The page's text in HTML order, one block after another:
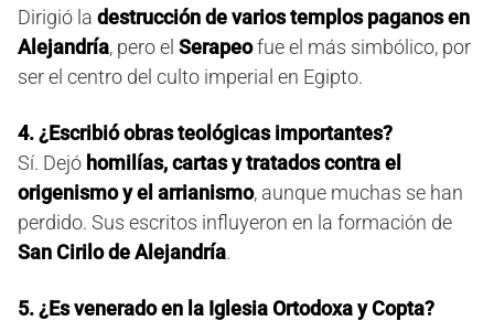
Dirigió la destrucción de varios templos paganos en
Alejandría, pero el Serapeofue el más simbólico, por
ser el centro del culto imperial en Egipto.
4. ¿Escribió obras teológicas importantes?
Sí. Dejó homilías, cartas y tratados contra el
origenismo y el arrianismo, aunque muchas se han
perdido. Sus escritos influyeron en la formación de
San Cirilo de Alejandría.
5. ¿Es venerado en la Iglesia Ortodoxa y Copta?